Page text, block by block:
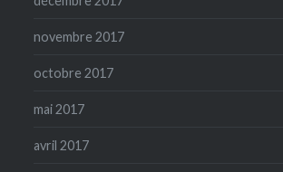
novembre 2017
octobre 2017
mai 2017
avril 2017